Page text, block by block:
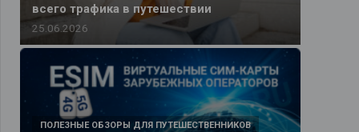
всего трафика в путешествии
25.06.2026
ПОЛЕЗНЫЕ ОБЗОРЫ ДЛЯ ПУТЕШЕСТВЕННИКОВ